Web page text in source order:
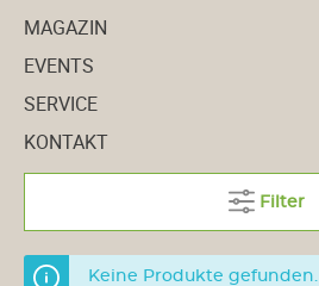
MAGAZIN
EVENTS
SERVICE
KONTAKT
Filter
Keine Produkte gefunden.